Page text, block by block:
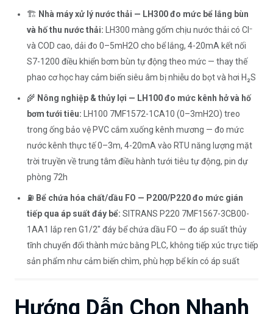
🏗️ Nhà máy xử lý nước thải — LH300 đo mức bể lắng bùn
và hố thu nước thải: LH300 màng gốm chịu nước thải có Cl⁻
và COD cao, dải đo 0–5mH2O cho bể lắng, 4-20mA kết nối
S7-1200 điều khiển bơm bùn tự động theo mức — thay thế
phao cơ học hay cảm biến siêu âm bị nhiễu do bọt và hơi H₂S
🌾 Nông nghiệp & thủy lợi — LH100 đo mức kênh hở và hố
bơm tưới tiêu: LH100 7MF1572-1CA10 (0–3mH2O) treo
trong ống bảo vệ PVC cắm xuống kênh mương — đo mức
nước kênh thực tế 0–3m, 4-20mA vào RTU năng lượng mặt
trời truyền về trung tâm điều hành tưới tiêu tự động, pin dự
phòng 72h
⛽ Bể chứa hóa chất/dầu FO — P200/P220 đo mức gián
tiếp qua áp suất đáy bể: SITRANS P220 7MF1567-3CB00-
1AA1 lắp ren G1/2" đáy bể chứa dầu FO — đo áp suất thủy
tĩnh chuyển đổi thành mức bằng PLC, không tiếp xúc trực tiếp
sản phẩm như cảm biến chìm, phù hợp bể kín có áp suất
Hướng Dẫn Chọn Nhanh